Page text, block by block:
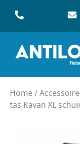
Home /
tas Kavan XL